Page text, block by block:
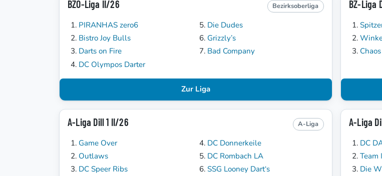
BZO-Liga II/26 Bezirksoberliga
PIRANHAS zero6
Bistro Joy Bulls
Darts on Fire
DC Olympos Darter
Die Dudes
Grizzly’s
Bad Company
Zur Liga
BZ-Liga
A-Liga Dill 1 II/26 A-Liga
Game Over
Outlaws
DC Speer Ribs
DC Donnerkeile
DC Rombach LA
SSG Looney Dart‘s
A-Liga
DC
Team
Die